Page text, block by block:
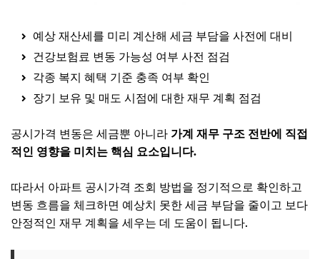
예상 재산세를 미리 계산해 세금 부담을 사전에 대비
건강보험료 변동 가능성 여부 사전 점검
각종 복지 혜택 기준 충족 여부 확인
장기 보유 및 매도 시점에 대한 재무 계획 점검
공시가격 변동은 세금뿐 아니라 가계 재무 구조 전반에 직접
적인 영향을 미치는 핵심 요소입니다.
따라서 아파트 공시가격 조회 방법을 정기적으로 확인하고
변동 흐름을 체크하면 예상치 못한 세금 부담을 줄이고 보다
안정적인 재무 계획을 세우는 데 도움이 됩니다.